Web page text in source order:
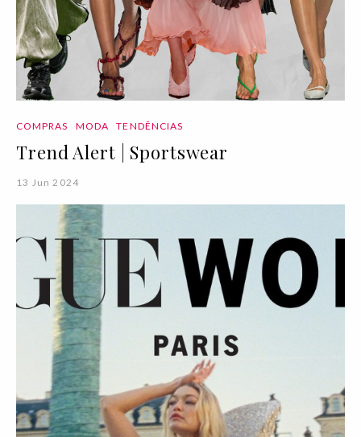
COMPRAS MODA TENDÊNCIAS
Trend Alert | Sportswear
13 Jun 2024